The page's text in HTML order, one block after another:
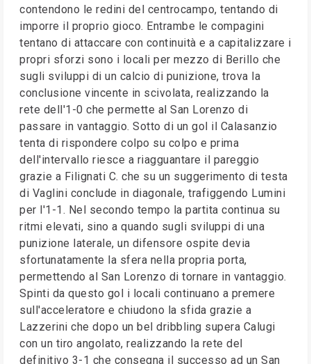
contendono le redini del centrocampo, tentando di
imporre il proprio gioco. Entrambe le compagini
tentano di attaccare con continuità e a capitalizzare i
propri sforzi sono i locali per mezzo di Berillo che
sugli sviluppi di un calcio di punizione, trova la
conclusione vincente in scivolata, realizzando la
rete dell'1-0 che permette al San Lorenzo di
passare in vantaggio. Sotto di un gol il Calasanzio
tenta di rispondere colpo su colpo e prima
dell'intervallo riesce a riagguantare il pareggio
grazie a Filignati C. che su un suggerimento di testa
di Vaglini conclude in diagonale, trafiggendo Lumini
per l'1-1. Nel secondo tempo la partita continua su
ritmi elevati, sino a quando sugli sviluppi di una
punizione laterale, un difensore ospite devia
sfortunatamente la sfera nella propria porta,
permettendo al San Lorenzo di tornare in vantaggio.
Spinti da questo gol i locali continuano a premere
sull'acceleratore e chiudono la sfida grazie a
Lazzerini che dopo un bel dribbling supera Calugi
con un tiro angolato, realizzando la rete del
definitivo 3-1 che consegna il successo ad un San